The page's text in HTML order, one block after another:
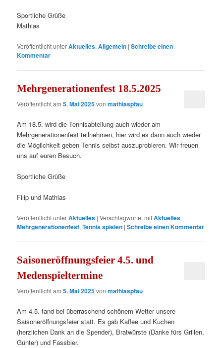
Sportliche Grüße
Mathias
Veröffentlicht unterAktuelles,Allgemein |Schreibe einen
Kommentar
Mehrgenerationenfest 18.5.2025
Veröffentlicht am5. Mai 2025vonmathiaspfau
Am 18.5. wird die Tennisabteilung auch wieder am
Mehrgenerationenfest teilnehmen, hier wird es dann auch wieder
die Möglichkeit geben Tennis selbst auszuprobieren. Wir freuen
uns auf euren Besuch.
Sportliche Grüße
Filip und Mathias
Veröffentlicht unterAktuelles |Verschlagwortet mitAktuelles,
Mehrgenerationenfest,Tennis spielen |Schreibe einen Kommentar
Saisoneröffnungsfeier 4.5. und
Medenspieltermine
Veröffentlicht am5. Mai 2025vonmathiaspfau
Am 4.5. fand bei überraschend schönem Wetter unsere
Saisoneröffnungsfeier statt. Es gab Kaffee und Kuchen
(herzlichen Dank an die Spender), Bratwürste (Danke fürs Grillen,
Günter) und Fassbier.